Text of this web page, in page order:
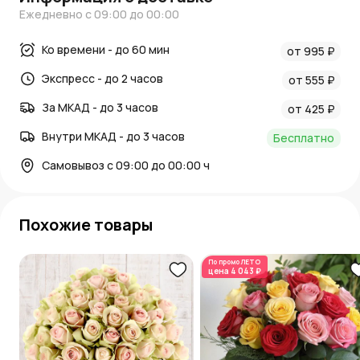
Ежедневно с 09:00 до 00:00
Ко времени - до 60 мин
от 995 ₽
Экспресс - до 2 часов
от 555 ₽
За МКАД - до 3 часов
от 425 ₽
Внутри МКАД - до 3 часов
Бесплатно
Самовывоз с 09:00 до 00:00 ч
Похожие товары
По промоЛЕТО
цена 4 043 ₽